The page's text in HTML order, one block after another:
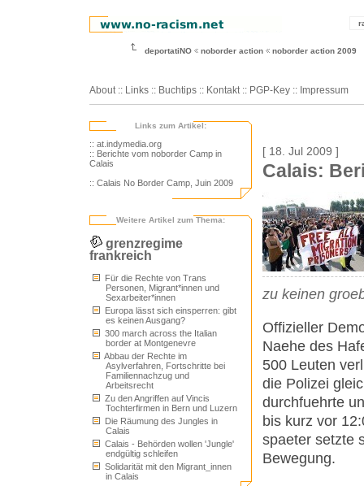
deportatiNO noborder action noborder action 2009
About :: Links :: Buchtips :: Kontakt :: PGP-Key :: Impressum
Links zum Artikel:
:: at.indymedia.org
:: Berichte vom noborder Camp in
Calais
:: Calais No Border Camp, Juin 2009
Weitere Artikel zum Thema:
grenzregime
frankreich
Für die Rechte von Trans
Personen, Migrant*innen und
Sexarbeiter*innen
Europa lässt sich einsperren: gibt
es keinen Ausgang?
300 march across the Italian
border at Montgenevre
Abbau der Rechte im
Asylverfahren, Fortschritte bei
Familiennachzug und
Arbeitsrecht
Zu den Angriffen auf Vincis
Tochterfirmen in Bern und Luzern
Die Räumung des Jungles in
Calais
Calais - Behörden wollen 'Jungle'
endgültig schleifen
Solidarität mit den Migrant_innen
in Calais
[ 18. Jul 2009 ]
Calais:
zu keinen
Offizieller
Naehe des
500 Leuten
die Polizei
durchfuehrte
bis kurz vor
spaeter setzte
Bewegung.